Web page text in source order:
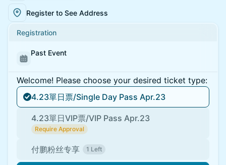
Register to See Address
Registration
Past Event
Welcome! Please choose your desired ticket type:
4.23單日票/Single Day Pass Apr.23
4.23單日VIP票/VIP Pass Apr.23
Require Approval
付鹏粉丝专享 1 Left